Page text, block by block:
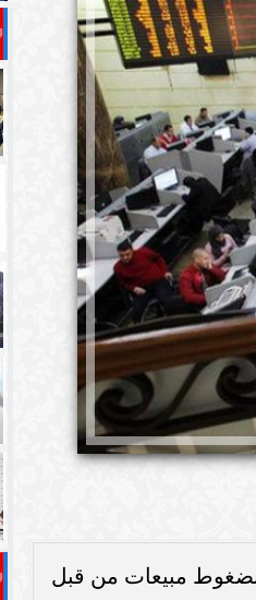
بضغوط مبيعات من قبل